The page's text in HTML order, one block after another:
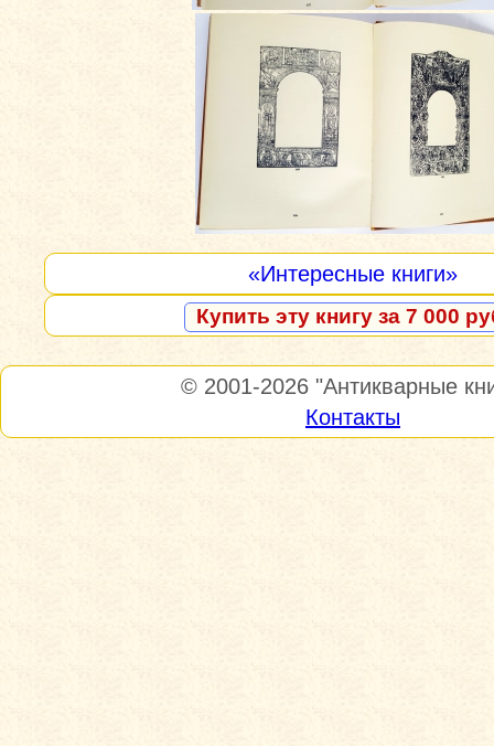
«Интересные книги»
Купить эту книгу за 7 000
© 2001-2026 "Антикварные
Контакты